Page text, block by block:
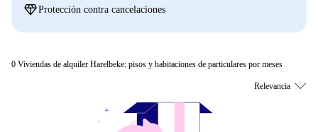
diamondProtección contra cancelaciones
0 Viviendas de alquiler Harelbeke: pisos y habitaciones de particulares por meses